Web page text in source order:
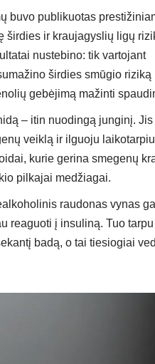
buvo publikuotas
širdies ir kraujagyslių ligų
nustebino: tik vartojant
širdies smūgio riziką
gebėjimą mažinti
– itin nuodingą junginį. Jis
veiklą ir ilguoju laikotarpiu
kurie gerina smegenų
pilkajai medžiagai.
raudonas vynas
reaguoti į insuliną. Tuo tarpu
badą, o tai tiesiogiai